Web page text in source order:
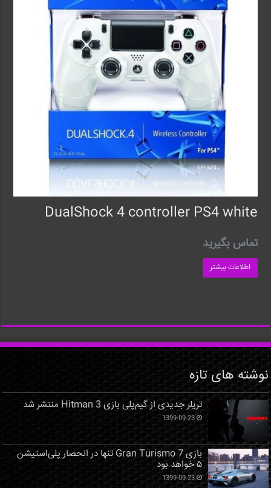
DualShock 4 controller PS4 white
تماس بگیرید
اطلاعات بیشتر
نوشته های تازه
تریلر جدیدی از گیم‌پلی بازی Hitman 3 منتشر شد
1399-09-23
بازی Gran Turismo 7 تنها در انحصار پلی‌استیشن
۵ خواهد بود
1399-09-23